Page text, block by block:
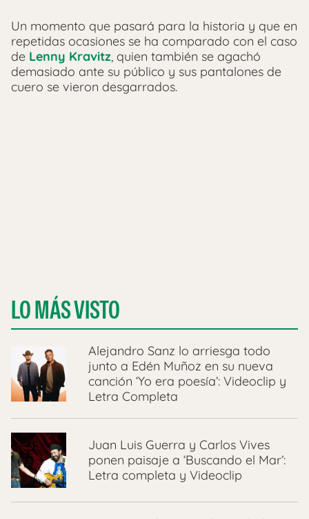
Un momento que pasará para la historia y que en
repetidas ocasiones se ha comparado con el caso
de Lenny Kravitz, quien también se agachó
demasiado ante su público y sus pantalones de
cuero se vieron desgarrados.
LO MÁS VISTO
Alejandro Sanz lo arriesga todo
junto a Edén Muñoz en su nueva
canción ‘Yo era poesía’: Videoclip y
Letra Completa
Juan Luis Guerra y Carlos Vives
ponen paisaje a ‘Buscando el Mar’:
Letra completa y Videoclip